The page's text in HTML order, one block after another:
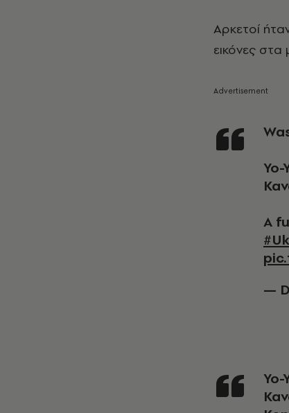
Αρκετοί
εικόνες στα
A
—
Yo-Yo Ma, along with Emanuel Ax and Leonidas